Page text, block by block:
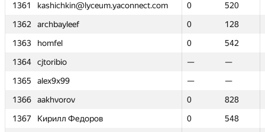
1361
kashichkin@lyceum.yaconnect.com 0
520
1362
archbayleef 0
128
1363
homfel 0
542
1364
cjtoribio —
—
1365
alex9x99 —
—
1366
aakhvorov 0
828
1367
Кирилл Федоров 0
548
1361
kashichkin@lyceum.yaconnect.com 0
520
1362
archbayleef 0
128
1363
homfel 0
542
1364
cjtoribio —
—
1365
alex9x99 —
—
1366
aakhvorov 0
828
1367
Кирилл Федоров 0
548